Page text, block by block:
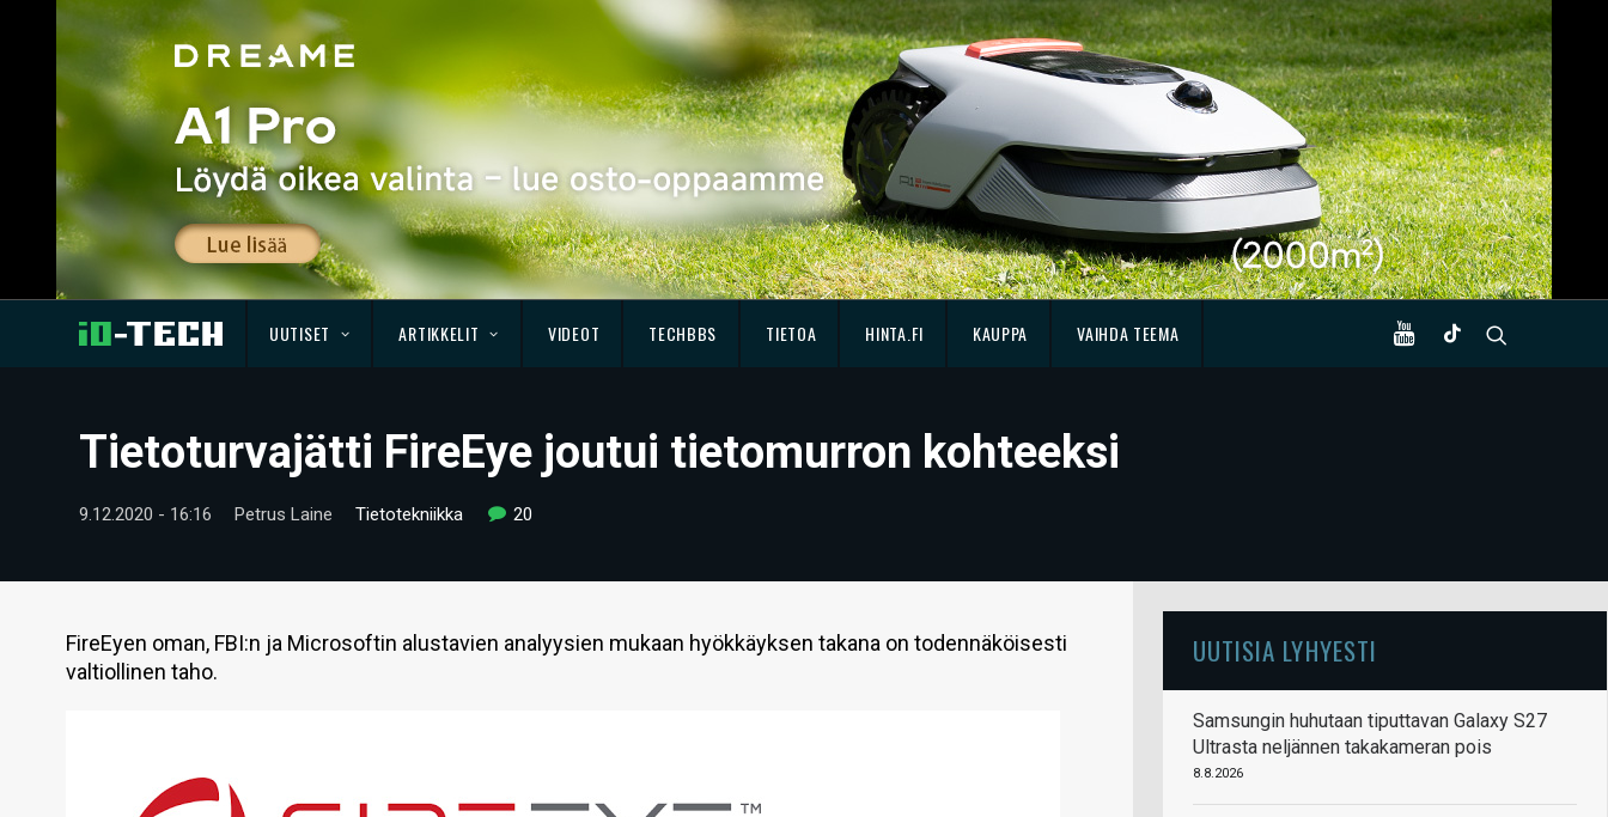
UUTISET ARTIKKELIT VIDEOT TECHBBS TIETOA HINTA.FI KAUPPA VAIHDA TEEMA
Tietoturvajätti FireEye joutui tietomurron kohteeksi
9.12.2020 - 16:16 Petrus Laine Tietotekniikka 20
FireEyen oman, FBI:n ja Microsoftin alustavien analyysien mukaan hyökkäyksen takana on todennäköisesti
valtiollinen taho.
UUTISIA LYHYESTI
Samsungin huhutaan tiputtavan Galaxy S27
Ultrasta neljännen takakameran pois
8.8.2026